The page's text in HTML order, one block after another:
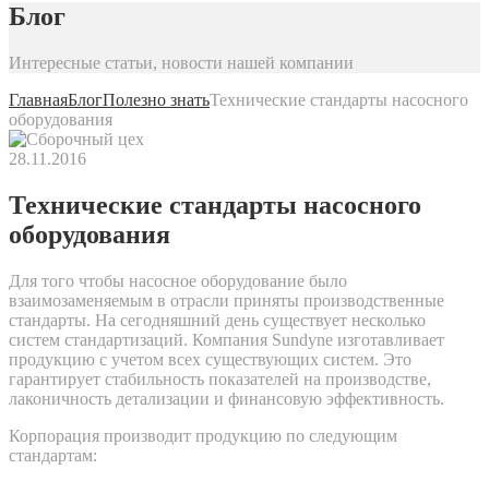
Блог
Интересные статьи, новости нашей компании
ГлавнаяБлогПолезно знатьТехнические стандарты насосного
оборудования
28.11.2016
Технические стандарты насосного
оборудования
Для того чтобы насосное оборудование было
взаимозаменяемым в отрасли приняты производственные
стандарты. На сегодняшний день существует несколько
систем стандартизаций. Компания Sundyne изготавливает
продукцию с учетом всех существующих систем. Это
гарантирует стабильность показателей на производстве,
лаконичность детализации и финансовую эффективность.
Корпорация производит продукцию по следующим
стандартам: